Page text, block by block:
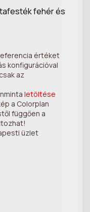
fehér és
értéket
konfigurációval
az
letöltése
a Colorplan
függően a
üzlet